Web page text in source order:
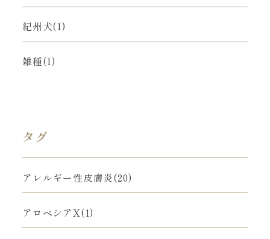
紀州犬(1)
雑種(1)
タグ
アレルギー性皮膚炎(20)
アロペシアX(1)